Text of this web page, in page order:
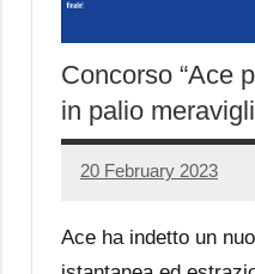
Concorso “Ace
in palio
20 February 2023
Luca
No
Ace ha indetto un